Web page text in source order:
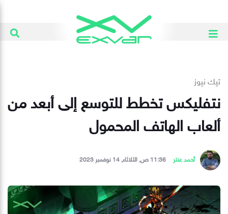
تيك نيوز
نتفليكس تخطط للتوسع إلى أبعد من
ألعاب الهاتف المحمول
أحمد عنتر 11:36 ص, الثلاثاء, 14 نوفمبر 2023